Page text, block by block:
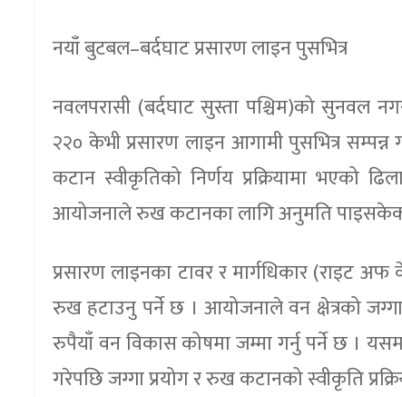
नयाँ बुटबल–बर्दघाट प्रसारण लाइन पुसभित्र
नवलपरासी (बर्दघाट सुस्ता पश्चिम)को सुनवल
२२० केभी प्रसारण लाइन आगामी पुसभित्र
कटान स्वीकृतिको निर्णय प्रक्रियामा भएको
आयोजनाले रुख कटानका लागि अनुमति
प्रसारण लाइनका टावर र मार्गधिकार (राइट
रुख हटाउनु पर्ने छ । आयोजनाले वन क्षेत्रको
रुपैयाँ वन विकास कोषमा जम्मा गर्नु पर्ने छ ।
गरेपछि जग्गा प्रयोग र रुख कटानको स्वीकृति